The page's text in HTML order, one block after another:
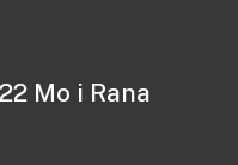
Mo i Rana